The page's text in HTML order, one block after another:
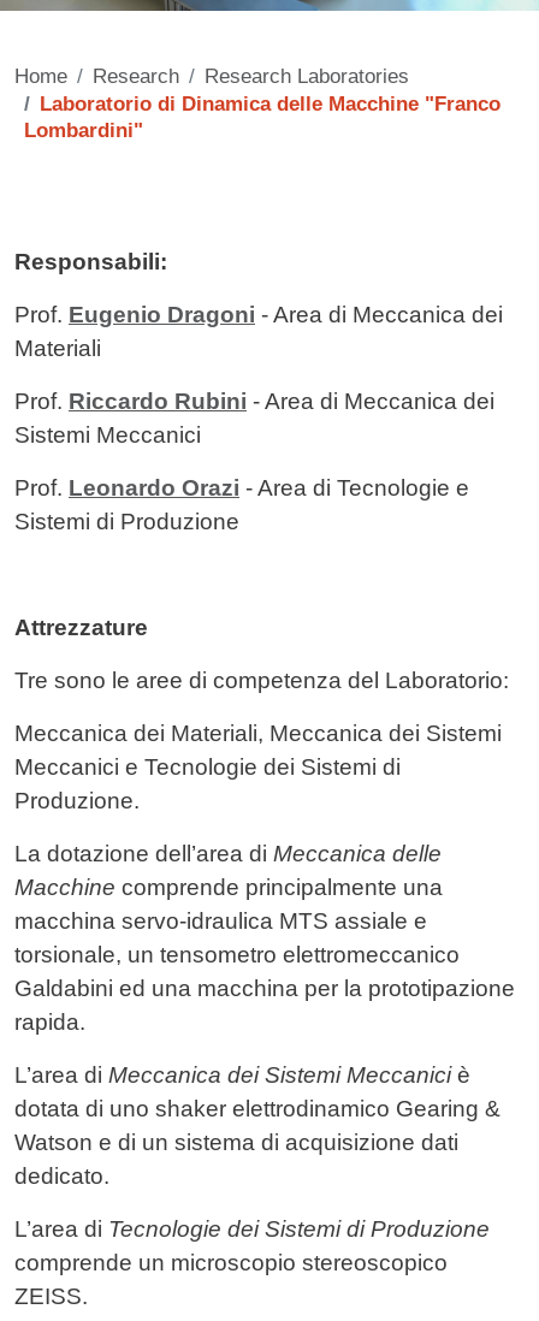
Home Research
Research Laboratories
Laboratorio di Dinamica delle Macchine "Franco
Lombardini"
Responsabili:
Prof. Eugenio Dragoni - Area di Meccanica dei
Materiali
Prof. Riccardo Rubini - Area di Meccanica dei
Sistemi Meccanici
Prof. Leonardo Orazi - Area di Tecnologie e
Sistemi di Produzione
Attrezzature
Tre sono le aree di competenza del Laboratorio:
Meccanica dei Materiali, Meccanica dei Sistemi
Meccanici e Tecnologie dei Sistemi di
Produzione.
La dotazione dell’area di Meccanica delle
Macchine comprende principalmente una
macchina servo-idraulica MTS assiale e
torsionale, un tensometro elettromeccanico
Galdabini ed una macchina per la prototipazione
rapida.
L’area di Meccanica dei Sistemi Meccaniciè
dotata di uno shaker elettrodinamico Gearing &
Watson e di un sistema di acquisizione dati
dedicato.
L’area di Tecnologie dei Sistemi di Produzione
comprende un microscopio stereoscopico
ZEISS.